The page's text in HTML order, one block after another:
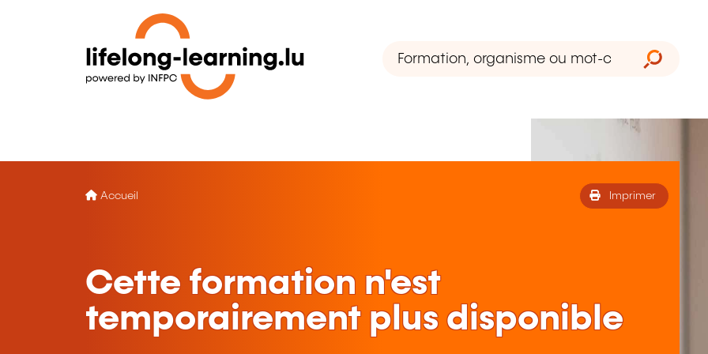
Accueil Imprimer
Cette formation n'est
temporairement plus disponible